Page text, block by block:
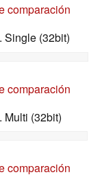
comparación
Single (32bit)
comparación
Multi (32bit)
comparación